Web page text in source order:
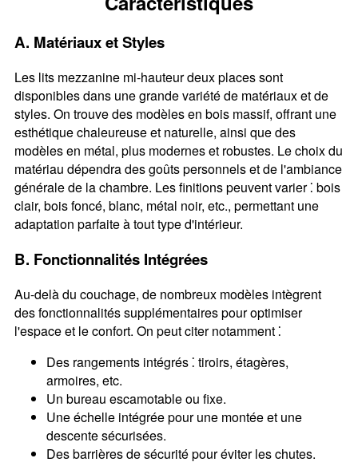
A. Matériaux et Styles
Les lits mezzanine mi-hauteur deux places sont
disponibles dans une grande variété de matériaux et de
styles. On trouve des modèles en bois massif, offrant une
esthétique chaleureuse et naturelle, ainsi que des
modèles en métal, plus modernes et robustes. Le choix du
matériau dépendra des goûts personnels et de l'ambiance
générale de la chambre. Les finitions peuvent varier ⁚ bois
clair, bois foncé, blanc, métal noir, etc., permettant une
adaptation parfaite à tout type d'intérieur.
B. Fonctionnalités Intégrées
Au-delà du couchage, de nombreux modèles intègrent
des fonctionnalités supplémentaires pour optimiser
l'espace et le confort. On peut citer notamment ⁚
Des rangements intégrés ⁚ tiroirs, étagères,
armoires, etc.
Un bureau escamotable ou fixe.
Une échelle intégrée pour une montée et une
descente sécurisées.
Des barrières de sécurité pour éviter les chutes.